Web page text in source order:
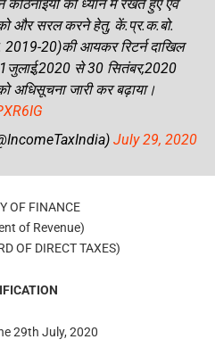
कठिनाइयों को ध्यान में रखते हुए एवं
को और सरल करने हेतु, कें.प्र.क.बो.
2019-20)की आयकर रिटर्न दाखिल
से 30 सितंबर,2020
अधिसूचना जारी कर बढ़ाया।
July 29, 2020
OF FINANCE
of Revenue)
OF DIRECT TAXES)
29th July, 2020